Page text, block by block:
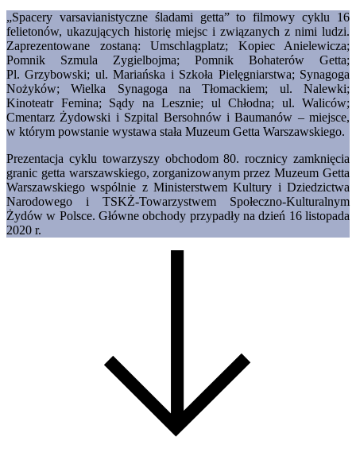
„Spacery varsavianistyczne śladami getta” to filmowy cyklu 16
felietonów, ukazujących historię miejsc i związanych z nimi ludzi.
Zaprezentowane zostaną: Umschlagplatz; Kopiec Anielewicza;
Pomnik Szmula Zygielbojma; Pomnik Bohaterów Getta;
Pl. Grzybowski; ul. Mariańska i Szkoła Pielęgniarstwa; Synagoga
Nożyków; Wielka Synagoga na Tłomackiem; ul. Nalewki;
Kinoteatr Femina; Sądy na Lesznie; ul Chłodna; ul. Waliców;
Cmentarz Żydowski i Szpital Bersohnów i Baumanów – miejsce,
w którym powstanie wystawa stała Muzeum Getta Warszawskiego.
Prezentacja cyklu towarzyszy obchodom 80. rocznicy zamknięcia
granic getta warszawskiego, zorganizowanym przez Muzeum Getta
Warszawskiego wspólnie z Ministerstwem Kultury i Dziedzictwa
Narodowego i TSKŻ-Towarzystwem Społeczno-Kulturalnym
Żydów w Polsce. Główne obchody przypadły na dzień 16 listopada
2020 r.